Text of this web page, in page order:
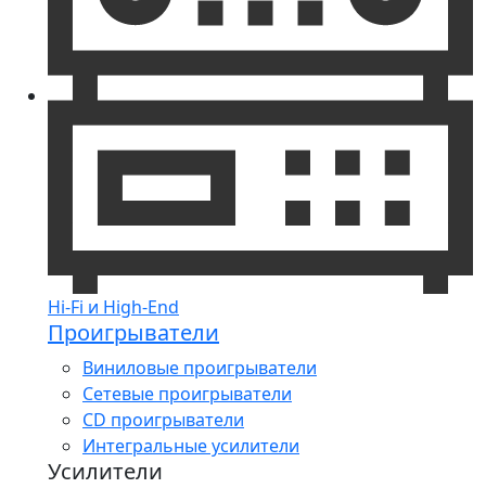
Hi-Fi и High-End
Проигрыватели
Виниловые проигрыватели
Сетевые проигрыватели
CD проигрыватели
Интегральные усилители
Усилители